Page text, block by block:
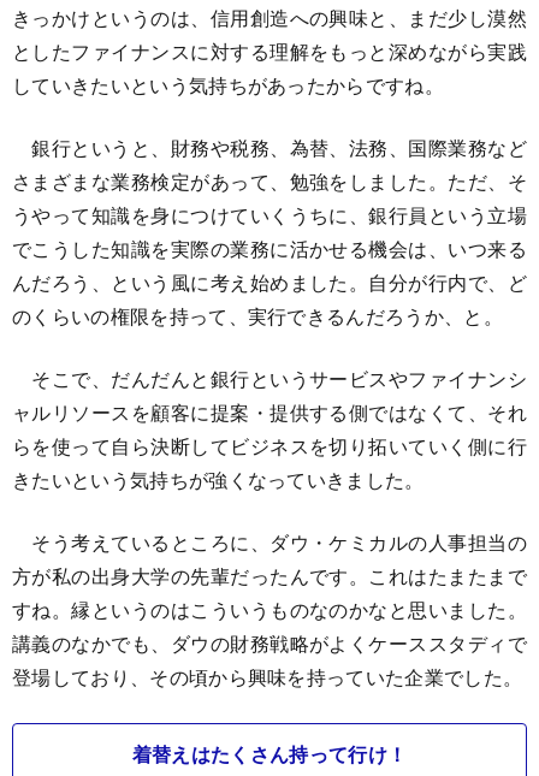
きっかけというのは、信用創造への興味と、まだ少し漠然
としたファイナンスに対する理解をもっと深めながら実践
していきたいという気持ちがあったからですね。
銀行というと、財務や税務、為替、法務、国際業務など
さまざまな業務検定があって、勉強をしました。ただ、そ
うやって知識を身につけていくうちに、銀行員という立場
でこうした知識を実際の業務に活かせる機会は、いつ来る
んだろう、という風に考え始めました。自分が行内で、ど
のくらいの権限を持って、実行できるんだろうか、と。
そこで、だんだんと銀行というサービスやファイナンシ
ャルリソースを顧客に提案・提供する側ではなくて、それ
らを使って自ら決断してビジネスを切り拓いていく側に行
きたいという気持ちが強くなっていきました。
そう考えているところに、ダウ・ケミカルの人事担当の
方が私の出身大学の先輩だったんです。これはたまたまで
すね。縁というのはこういうものなのかなと思いました。
講義のなかでも、ダウの財務戦略がよくケーススタディで
登場しており、その頃から興味を持っていた企業でした。
着替えはたくさん持って行け！